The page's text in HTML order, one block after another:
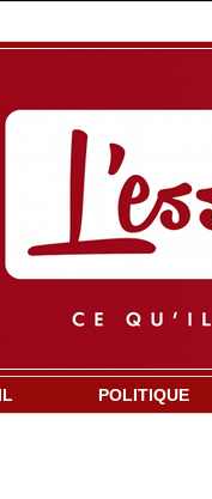
POLITIQUE